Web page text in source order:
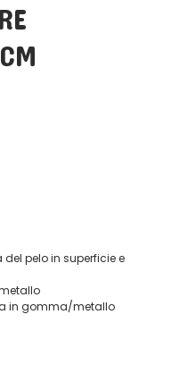
pelo in superficie e
in gomma/metallo